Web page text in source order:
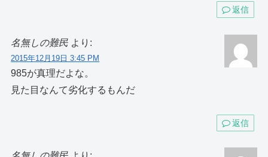
返信
名無しの難民 より:
2015年12月19日 3:45 PM
985が真理だよな。
見た目なんて劣化するもんだ
返信